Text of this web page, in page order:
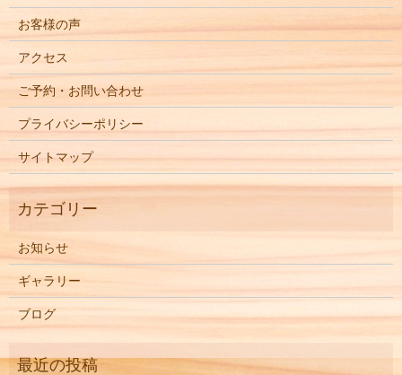
お客様の声
アクセス
ご予約・お問い合わせ
プライバシーポリシー
サイトマップ
お知らせ
ギャラリー
ブログ